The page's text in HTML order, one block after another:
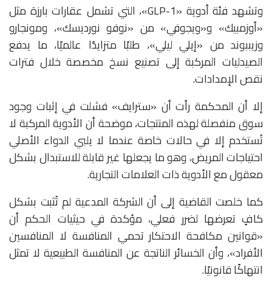
وتشهد فئة أدوية «GLP-1»، التي تشمل عقارات بارزة مثل
«أوزمبيك» و«ويجوفي» من «نوفو نورديسك»، ومونجارو
وزيببوند من «إيلي ليلي»، طلبًا متزايدًا عالميًا، ما يدفع
الصيدليات المركبة إلى تصنيع نسخ مخصصة خلال فترات
نقص الإمدادات.
إلا أن المحكمة رأت أن «سترايف» فشلت في إثبات وجود
سوق منفصلة لهذه المنتجات، موضحة أن الأدوية المركبة لا
تُستخدم إلا في حالات خاصة عندما لا يلبي الدواء الأصلي
احتياجات المريض، وهو ما يجعلها غير قابلة للاستبدال بشكل
معقول مع الأدوية ذات العلامات التجارية.
كما خلصت القاضية إلى أن الشركة المدعية لم تُثبت بشكل
كافٍ تعرضها لضرر فعلي، مؤكدة في حيثيات الحكم أن
«قوانين مكافحة الاحتكار تحمي المنافسة لا المنافسين
الأفراد»، وأن الخسائر الناتجة عن المنافسة الطبيعية لا تمثل
انتهاكًا قانونيًا.